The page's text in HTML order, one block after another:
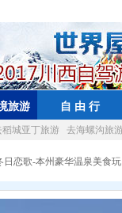
旅游 自 由 行
稻城亚丁旅游 去海螺沟旅
恋歌-本州豪华温泉美食